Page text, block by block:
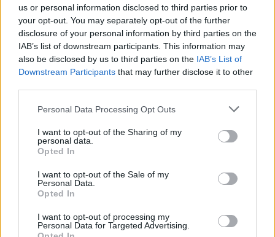
us or personal information disclosed to third parties prior to
your opt-out. You may separately opt-out of the further
disclosure of your personal information by third parties on the
IAB’s list of downstream participants. This information may
also be disclosed by us to third parties on the IAB’s List of
Downstream Participants that may further disclose it to other
Personal Data Processing Opt Outs
I want to opt-out of the Sharing of my
personal data.
Opted In
I want to opt-out of the Sale of my
Personal Data.
Opted In
I want to opt-out of processing my
Personal Data for Targeted Advertising.
Visi įrašai
Žiūrimiausi įrašai
vaiko gyvybių išgelbėti nepavyko
Žinios | Lietuvos diena
Savaitės vidurys nusimato karštas: temperatūra kils iki
32 laipsnių šilumos
Žinios | Orai